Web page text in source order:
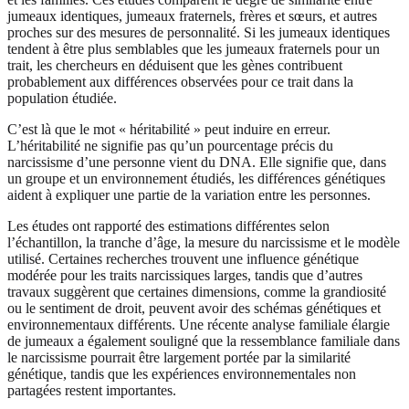
jumeaux identiques, jumeaux fraternels, frères et sœurs, et autres
proches sur des mesures de personnalité. Si les jumeaux identiques
tendent à être plus semblables que les jumeaux fraternels pour un
trait, les chercheurs en déduisent que les gènes contribuent
probablement aux différences observées pour ce trait dans la
population étudiée.
C’est là que le mot « héritabilité » peut induire en erreur.
L’héritabilité ne signifie pas qu’un pourcentage précis du
narcissisme d’une personne vient du DNA. Elle signifie que, dans
un groupe et un environnement étudiés, les différences génétiques
aident à expliquer une partie de la variation entre les personnes.
Les études ont rapporté des estimations différentes selon
l’échantillon, la tranche d’âge, la mesure du narcissisme et le modèle
utilisé. Certaines recherches trouvent une influence génétique
modérée pour les traits narcissiques larges, tandis que d’autres
travaux suggèrent que certaines dimensions, comme la grandiosité
ou le sentiment de droit, peuvent avoir des schémas génétiques et
environnementaux différents. Une récente analyse familiale élargie
de jumeaux a également souligné que la ressemblance familiale dans
le narcissisme pourrait être largement portée par la similarité
génétique, tandis que les expériences environnementales non
partagées restent importantes.